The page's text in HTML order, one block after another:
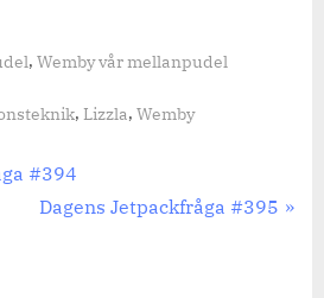
,Wemby vår mellanpudel
,Lizzla,Wemby
#394
Next
Dagens Jetpackfråga #395